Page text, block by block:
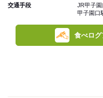
交通手段
JR甲子
甲子園口
食べログ